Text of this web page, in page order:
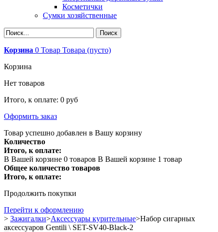
Косметички
Сумки хозяйственные
Корзина 0 Товар Товара (пусто)
Корзина
Нет товаров
Итого, к оплате: 0 руб
Оформить заказ
Товар успешно добавлен в Вашу корзину
Количество
Итого, к оплате:
В Вашей корзине 0 товаров В Вашей корзине 1 товар
Общее количество товаров
Итого, к оплате:
Продолжить покупки
Перейти к оформлению
> Зажигалки>Аксессуары курительные>Набор сигарных
аксессуаров Gentili \ SET-SV40-Black-2